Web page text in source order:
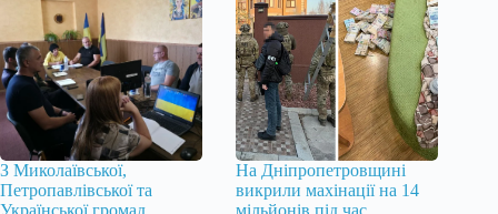
З Миколаївської,
Петропавлівської та
Української громад
На Дніпропетровщині
викрили махінації на 14
мільйонів під час